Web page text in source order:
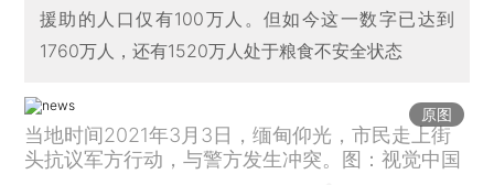
援助的人口仅有100万人。但如今这一数字已达到
1760万人，还有1520万人处于粮食不安全状态
原图
当地时间2021年3月3日，缅甸仰光，市民走上街
头抗议军方行动，与警方发生冲突。图：视觉中国